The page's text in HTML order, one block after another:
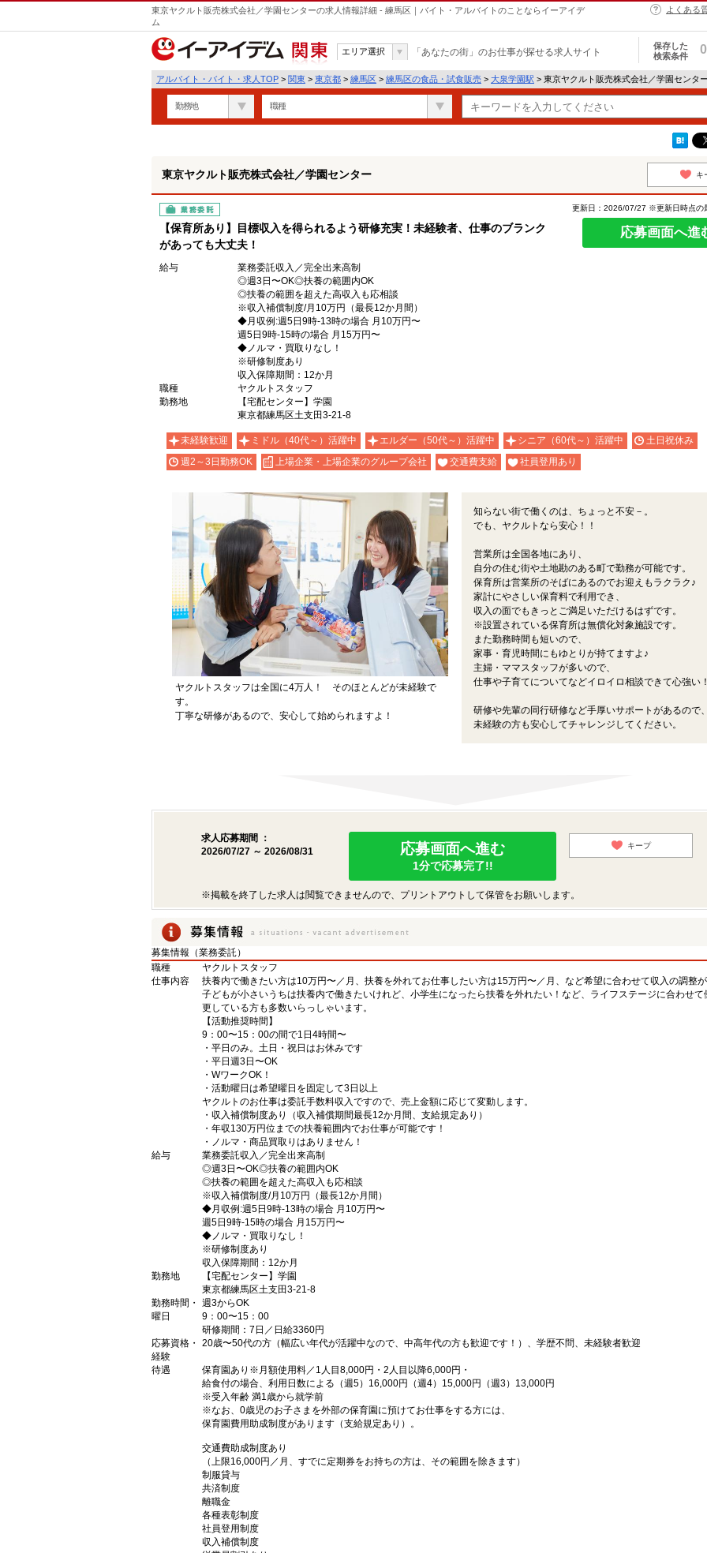
東京ヤクルト販売株式会社／学園センターの求人情報詳細 - 練馬区｜バイト・アルバイトのことならイーアイデ
ム
よくある
関東
エリア選択 「あなたの街」のお仕事が探せる求人サイト
保存した
検索条件
0
アルバイト・バイト・求人TOP > 関東 > 東京都 > 練馬区 > 練馬区の食品・試食販売 > 大泉学園駅 > 東京ヤクルト販売株式会社／学園センタ
勤務地 職種
東京ヤクルト販売株式会社／学園センター キ
業務委託
【保育所あり】目標収入を得られるよう研修充実！未経験者、仕事のブランク
があっても大丈夫！
更新日：2026/07/27 ※更新日時点の
応募画面へ進
給与
業務委託収入／完全出来高制
◎週3日〜OK◎扶養の範囲内OK
◎扶養の範囲を超えた高収入も応相談
※収入補償制度/月10万円（最長12か月間）
◆月収例:週5日9時-13時の場合 月10万円〜
週5日9時-15時の場合 月15万円〜
◆ノルマ・買取りなし！
※研修制度あり
収入保障期間：12か月
職種
ヤクルトスタッフ
勤務地
【宅配センター】学園
東京都練馬区土支田3-21-8
未経験歓迎 ミドル（40代～）活躍中 エルダー（50代～）活躍中 シニア（60代～）活躍中
土日祝休み
週2～3日勤務OK
上場企業・上場企業のグループ会社 交通費支給 社員登用あり
ヤクルトスタッフは全国に4万人！ そのほとんどが未経験で
す。
丁寧な研修があるので、安心して始められますよ！
知らない街で働くのは、ちょっと不安－。
でも、ヤクルトなら安心！！
営業所は全国各地にあり、
自分の住む街や土地勘のある町で勤務が可能です。
保育所は営業所のそばにあるのでお迎えもラクラク♪
家計にやさしい保育料で利用でき、
収入の面でもきっとご満足いただけるはずです。
※設置されている保育所は無償化対象施設です。
また勤務時間も短いので、
家事・育児時間にもゆとりが持てますよ♪
主婦・ママスタッフが多いので、
仕事や子育てについてなどイロイロ相談できて心強い！
研修や先輩の同行研修など手厚いサポートがあるので、
未経験の方も安心してチャレンジしてください。
求人応募期間 ：
2026/07/27 ～ 2026/08/31
応募画面へ進む
1分で応募完了!!
キープ
※掲載を終了した求人は閲覧できませんので、プリントアウトして保管をお願いします。
募集情報（業務委託）
職種
ヤクルトスタッフ
仕事内容
扶養内で働きたい方は10万円〜／月、扶養を外れてお仕事したい方は15万円〜／月、など希望に合わせて収入の調整が
子どもが小さいうちは扶養内で働きたいけれど、小学生になったら扶養を外れたい！など、ライフステージに合わせて
更している方も多数いらっしゃいます。
【活動推奨時間】
9：00〜15：00の間で1日4時間〜
・平日のみ。土日・祝日はお休みです
・平日週3日〜OK
・WワークOK！
・活動曜日は希望曜日を固定して3日以上
ヤクルトのお仕事は委託手数料収入ですので、売上金額に応じて変動します。
・収入補償制度あり（収入補償期間最長12か月間、支給規定あり）
・年収130万円位までの扶養範囲内でお仕事が可能です！
・ノルマ・商品買取りはありません！
給与
業務委託収入／完全出来高制
◎週3日〜OK◎扶養の範囲内OK
◎扶養の範囲を超えた高収入も応相談
※収入補償制度/月10万円（最長12か月間）
◆月収例:週5日9時-13時の場合 月10万円〜
週5日9時-15時の場合 月15万円〜
◆ノルマ・買取りなし！
※研修制度あり
収入保障期間：12か月
勤務地
【宅配センター】学園
東京都練馬区土支田3-21-8
勤務時間・
曜日
週3からOK
9：00〜15：00
研修期間：7日／日給3360円
応募資格・
経験
20歳〜50代の方（幅広い年代が活躍中なので、中高年代の方も歓迎です！）、学歴不問、未経験者歓迎
待遇
保育園あり※月額使用料／1人目8,000円・2人目以降6,000円・
給食付の場合、利用日数による（週5）16,000円（週4）15,000円（週3）13,000円
※受入年齢 満1歳から就学前
※なお、0歳児のお子さまを外部の保育園に預けてお仕事をする方には、
保育園費用助成制度があります（支給規定あり）。
交通費助成制度あり
（上限16,000円／月、すでに定期券をお持ちの方は、その範囲を除きます）
制服貸与
共済制度
離職金
各種表彰制度
社員登用制度
収入補償制度